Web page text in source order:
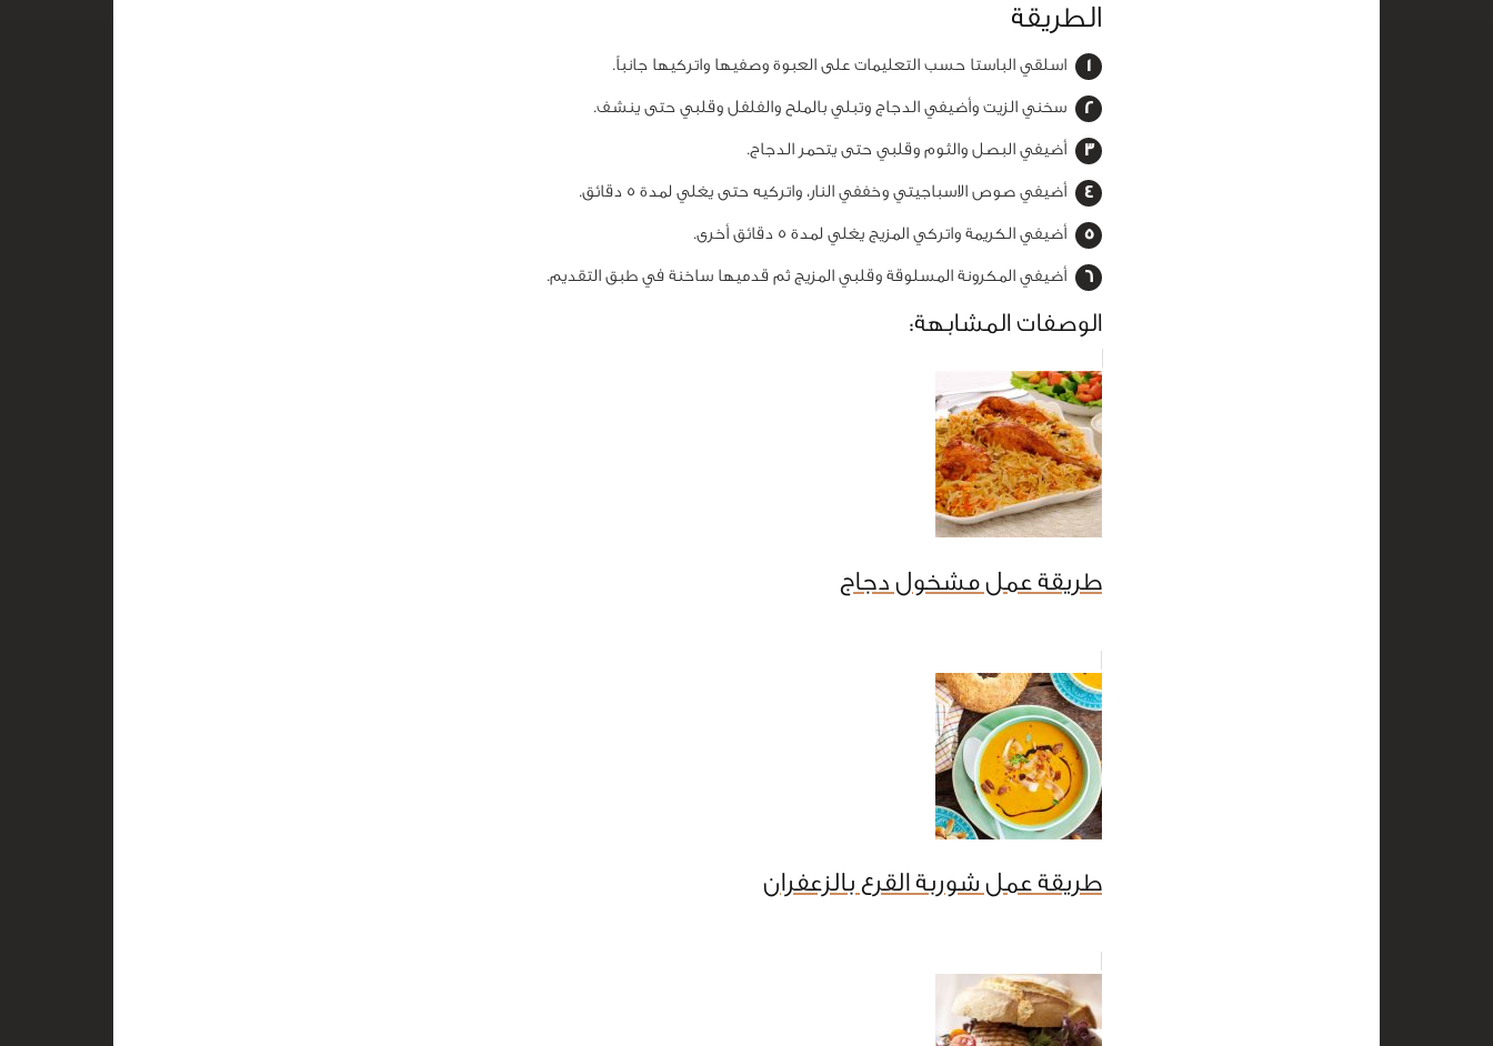
الطريقة
اسلقي الباستا حسب التعليمات على العبوة وصفيها واتركيها جانباً.
سخني الزيت وأضيفي الدجاج وتبلي بالملح والفلفل وقلبي حتى ينشف.
أضيفي البصل والثوم وقلبي حتى يتحمر الدجاج.
أضيفي صوص الاسباجيتي وخففي النار، واتركيه حتى يغلي لمدة 5 دقائق.
أضيفي الكريمة واتركي المزيج يغلي لمدة 5 دقائق أخرى.
أضيفي المكرونة المسلوقة وقلبي المزيج ثم قدميها ساخنة في طبق التقديم.
الوصفات المشابهة:
طريقة عمل مشخول دجاج
طريقة عمل شوربة القرع بالزعفران